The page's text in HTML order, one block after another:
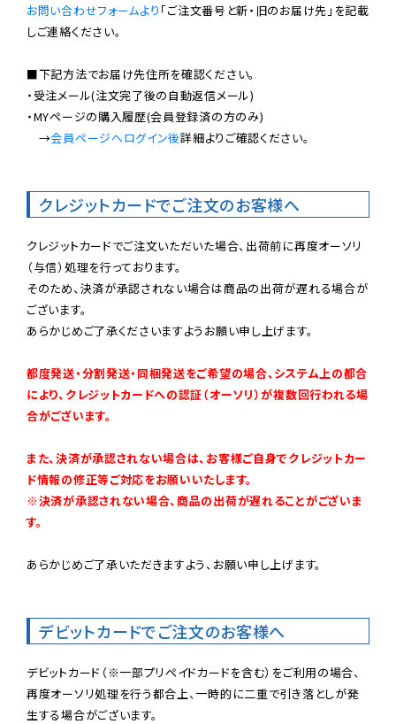
お問い合わせフォームより 「ご注文番号と新・旧のお届け先」を記載
しご連絡ください。
■下記方法でお届け先住所を確認ください。
・受注メール(注文完了後の自動返信メール)
・MYページの購入履歴(会員登録済の方のみ)
→会員ページへログイン後詳細よりご確認ください。
クレジットカードでご注文のお客様へ
クレジットカードでご注文いただいた場合、出荷前に再度オーソリ
（与信）処理を行っております。
そのため、決済が承認されない場合は商品の出荷が遅れる場合が
ございます。
あらかじめご了承くださいますようお願い申し上げます。
都度発送・分割発送・同梱発送をご希望の場合、システム上の都合
により、クレジットカードへの認証（オーソリ）が複数回行われる場
合がございます。
また、決済が承認されない場合は、お客様ご自身でクレジットカー
ド情報の修正等ご対応をお願いいたします。
※決済が承認されない場合、商品の出荷が遅れることがございま
す。
あらかじめご了承いただきますよう、お願い申し上げます。
デビットカードでご注文のお客様へ
デビットカード（※一部プリペイドカードを含む）をご利用の場合、
再度オーソリ処理を行う都合上、一時的に二重で引き落としが発
生する場合がございます。